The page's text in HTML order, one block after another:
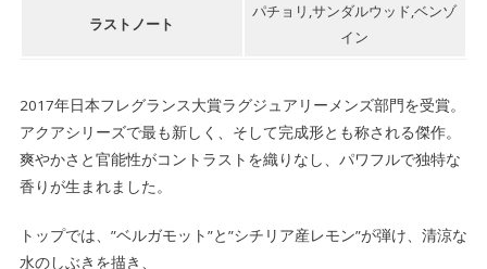
ラストノート
パチョリ,サンダルウッド,ベンゾ
イン
2017年日本フレグランス大賞ラグジュアリーメンズ部門を受賞。
アクアシリーズで最も新しく、そして完成形とも称される傑作。
爽やかさと官能性がコントラストを織りなし、パワフルで独特な
香りが生まれました。
トップでは、”ベルガモット”と”シチリア産レモン”が弾け、清涼な
水のしぶきを描き、